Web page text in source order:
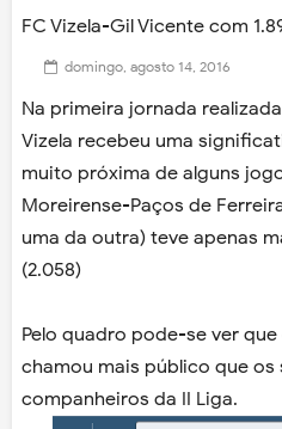
FC Vizela-Gil Vicente com
domingo, agosto 14, 2016
Na primeira jornada
Vizela recebeu uma
muito próxima de alguns
Moreirense-Paços de
uma da outra) teve apenas
(2.058)
Pelo quadro pode-se ver
chamou mais público que os
companheiros da II Liga.